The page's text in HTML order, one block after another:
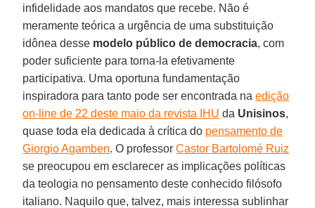
infidelidade aos mandatos que recebe. Não é
meramente teórica a urgência de uma substituição
idônea desse modelo público de democracia, com
poder suficiente para torna-la efetivamente
participativa. Uma oportuna fundamentação
inspiradora para tanto pode ser encontrada naedição
on-line de 22 deste maio da revista IHU da Unisinos,
quase toda ela dedicada à crítica do pensamento de
Giorgio Agamben. O professorCastor Bartolomé Ruiz
se preocupou em esclarecer as implicações políticas
da teologia no pensamento deste conhecido filósofo
italiano. Naquilo que, talvez, mais interessa sublinhar